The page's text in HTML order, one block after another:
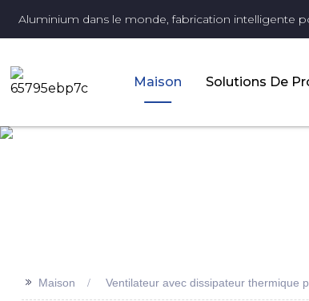
Aluminium dans le monde, fabrication intelligente
Maison Solutions De
>> Maison Ventilateur avec dissipateur thermique